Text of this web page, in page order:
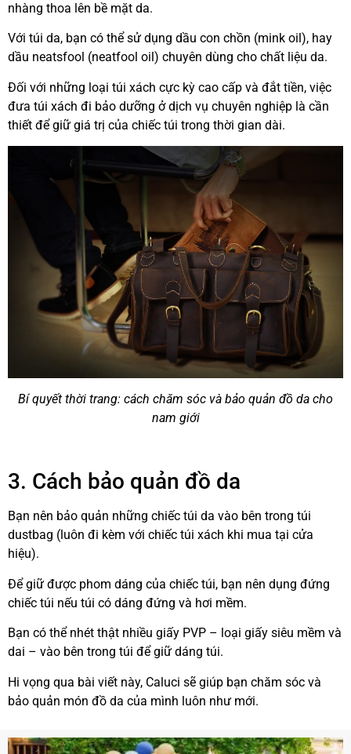
nhàng thoa lên bề mặt da.
Với túi da, bạn có thể sử dụng dầu con chồn (mink oil), hay
dầu neatsfool (neatfool oil) chuyên dùng cho chất liệu da.
Đối với những loại túi xách cực kỳ cao cấp và đắt tiền, việc
đưa túi xách đi bảo dưỡng ở dịch vụ chuyên nghiệp là cần
thiết để giữ giá trị của chiếc túi trong thời gian dài.
Bí quyết thời trang: cách chăm sóc và bảo quản đồ da cho
nam giới
3. Cách bảo quản đồ da
Bạn nên bảo quản những chiếc túi da vào bên trong túi
dustbag (luôn đi kèm với chiếc túi xách khi mua tại cửa
hiệu).
Để giữ được phom dáng của chiếc túi, bạn nên dụng đứng
chiếc túi nếu túi có dáng đứng và hơi mềm.
Bạn có thể nhét thật nhiều giấy PVP – loại giấy siêu mềm và
dai – vào bên trong túi để giữ dáng túi.
Hi vọng qua bài viết này, Caluci sẽ giúp bạn chăm sóc và
bảo quản món đồ da của mình luôn như mới.